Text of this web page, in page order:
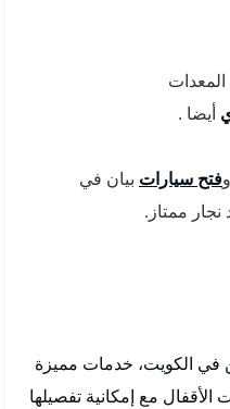
أيضا .
فتح سيارات بيان في
ممتاز.
في الكويت، خدمات مميزة
مع إمكانية تفصيلها